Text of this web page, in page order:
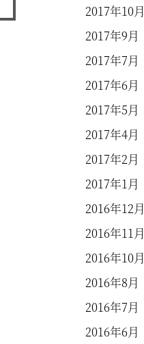
2017年10月
2017年9月
2017年7月
2017年6月
2017年5月
2017年4月
2017年2月
2017年1月
2016年12月
2016年11月
2016年10月
2016年8月
2016年7月
2016年6月